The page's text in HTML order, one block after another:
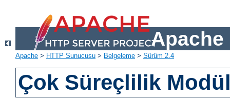
Apache
Apache > HTTP Sunucusu > Belgeleme > Sürüm 2.4
Çok Süreçlilik